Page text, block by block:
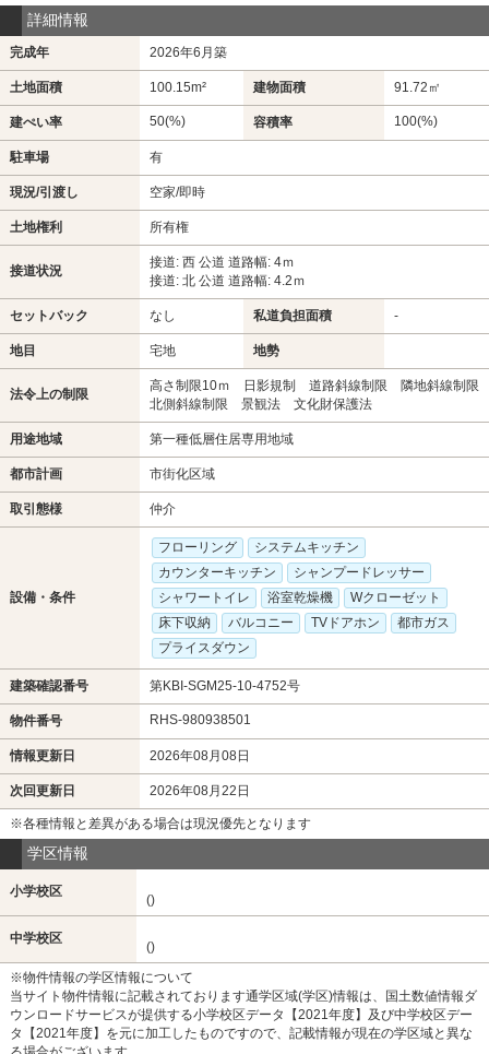
詳細情報
完成年 2026年6月築
土地面積 100.15m² 建物面積 91.72㎡
建ぺい率 50(%) 容積率 100(%)
駐車場 有
現況/引渡し 空家/即時
土地権利 所有権
接道状況
接道: 西 公道 道路幅: 4ｍ
接道: 北 公道 道路幅: 4.2ｍ
セットバック なし 私道負担面積 -
地目 宅地 地勢
法令上の制限
高さ制限10ｍ 日影規制 道路斜線制限 隣地斜線制限
北側斜線制限 景観法 文化財保護法
用途地域 第一種低層住居専用地域
都市計画 市街化区域
取引態様 仲介
設備・条件
フローリング
システムキッチン
カウンターキッチン
シャンプードレッサー
シャワートイレ
浴室乾燥機
Wクローゼット
床下収納
バルコニー TVドアホン
都市ガス
プライスダウン
建築確認番号 第KBI-SGM25-10-4752号
物件番号 RHS-980938501
情報更新日 2026年08月08日
次回更新日 2026年08月22日
※各種情報と差異がある場合は現況優先となります
学区情報
小学校区
()
中学校区
()
※物件情報の学区情報について
当サイト物件情報に記載されております通学区域(学区)情報は、国土数値情報ダ
ウンロードサービスが提供する小学校区データ【2021年度】及び中学校区デー
タ【2021年度】を元に加工したものですので、記載情報が現在の学区域と異な